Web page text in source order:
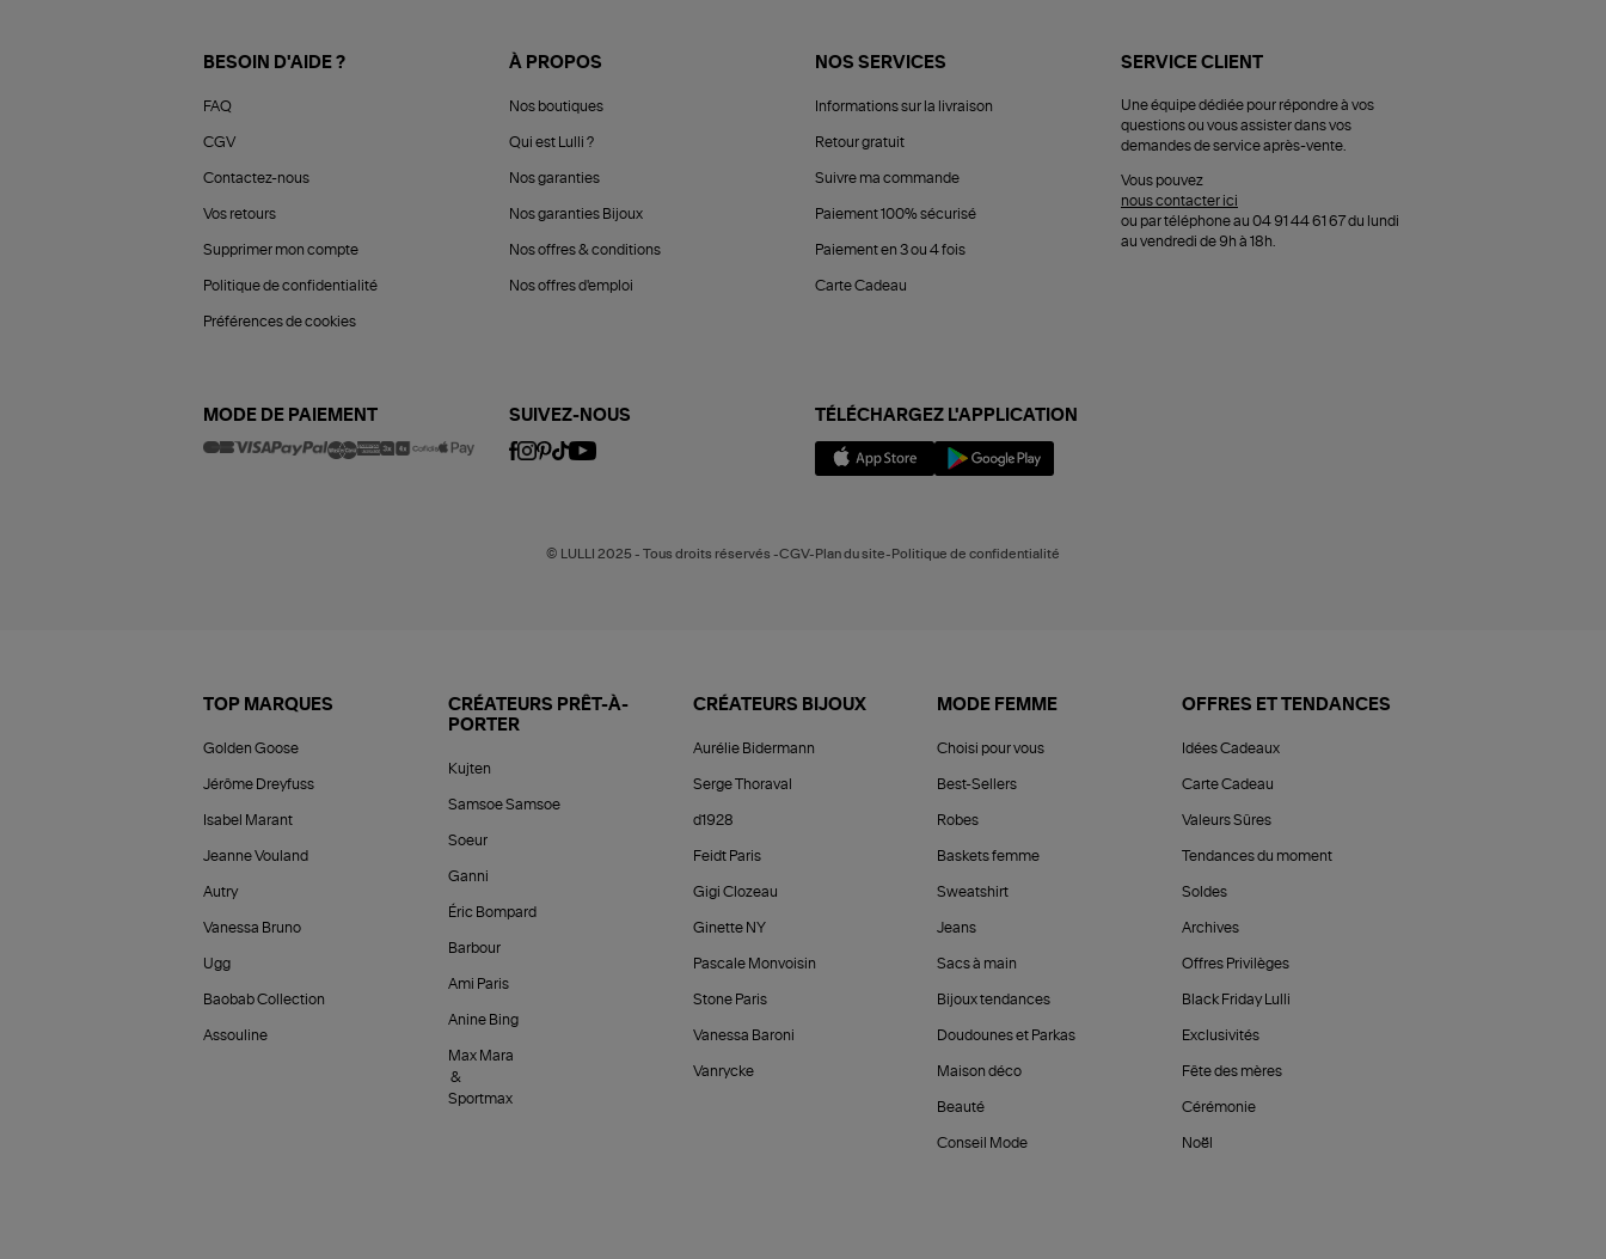
BESOIN D'AIDE ?
FAQ
CGV
Contactez-nous
Vos retours
Supprimer mon compte
Politique de confidentialité
Préférences de cookies
À PROPOS
Nos boutiques
Qui est Lulli ?
Nos garanties
Nos garanties Bijoux
Nos offres & conditions
Nos offres d'emploi
NOS SERVICES
Informations sur la livraison
Retour gratuit
Suivre ma commande
Paiement 100% sécurisé
Paiement en 3 ou 4 fois
Carte Cadeau
SERVICE CLIENT
Une équipe dédiée pour répondre à vos
questions ou vous assister dans vos
demandes de service après-vente.
Vous pouvez
nous contacter ici
ou par téléphone au 04 91 44 61 67 du lundi
au vendredi de 9h à 18h.
MODE DE PAIEMENT SUIVEZ-NOUS TÉLÉCHARGEZ L'APPLICATION
© LULLI 2025 - Tous droits réservés -CGV-Plan du site-Politique de confidentialité
TOP MARQUES
Golden Goose
Jérôme Dreyfuss
Isabel Marant
Jeanne Vouland
Autry
Vanessa Bruno
Ugg
Baobab Collection
Assouline
CRÉATEURS PRÊT-À-
PORTER
Kujten
Samsoe Samsoe
Soeur
Ganni
Éric Bompard
Barbour
Ami Paris
Anine Bing
Max Mara
&
Sportmax
CRÉATEURS BIJOUX
Aurélie Bidermann
Serge Thoraval
d1928
Feidt Paris
Gigi Clozeau
Ginette NY
Pascale Monvoisin
Stone Paris
Vanessa Baroni
Vanrycke
MODE FEMME
Choisi pour vous
Best-Sellers
Robes
Baskets femme
Sweatshirt
Jeans
Sacs à main
Bijoux tendances
Doudounes et Parkas
Maison déco
Beauté
Conseil Mode
OFFRES ET TENDANCES
Idées Cadeaux
Carte Cadeau
Valeurs Sûres
Tendances du moment
Soldes
Archives
Offres Privilèges
Black Friday Lulli
Exclusivités
Fête des mères
Cérémonie
Noël